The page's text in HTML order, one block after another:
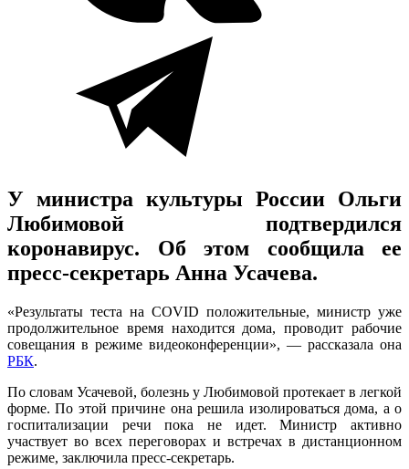
У министра культуры России Ольги
Любимовой подтвердился
коронавирус. Об этом сообщила ее
пресс-секретарь Анна Усачева.
«Результаты теста на COVID положительные, министр уже
продолжительное время находится дома, проводит рабочие
совещания в режиме видеоконференции», — рассказала она
РБК.
По словам Усачевой, болезнь у Любимовой протекает в легкой
форме. По этой причине она решила изолироваться дома, а о
госпитализации речи пока не идет. Министр активно
участвует во всех переговорах и встречах в дистанционном
режиме, заключила пресс-секретарь.